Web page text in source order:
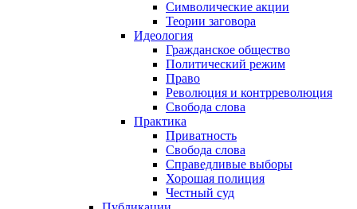
Символические акции
Теории заговора
Идеология
Гражданское общество
Политический режим
Право
Революция и контрреволюция
Свобода слова
Практика
Приватность
Свобода слова
Справедливые выборы
Хорошая полиция
Честный суд